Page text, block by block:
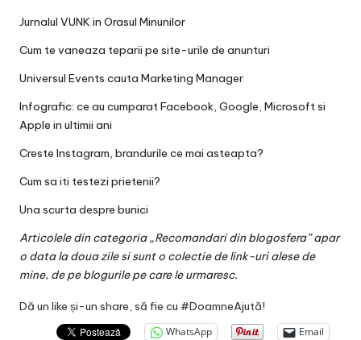
c
O
nl
in
e
Jurnalul VUNK in Orasul Minunilor
Cum te vaneaza teparii pe site-urile de anunturi
Universul Events cauta Marketing Manager
Infografic: ce au cumparat Facebook, Google, Microsoft si
Apple in ultimii ani
Creste Instagram, brandurile ce mai asteapta?
Cum sa iti testezi prietenii?
Una scurta despre bunici
Articolele din categoria „Recomandari din blogosfera” apar
o data la doua zile si sunt o colectie de link-uri alese de
mine, de pe blogurile pe care le urmaresc.
Dă un like și-un share, să fie cu #DoamneAjută!
WhatsApp Email